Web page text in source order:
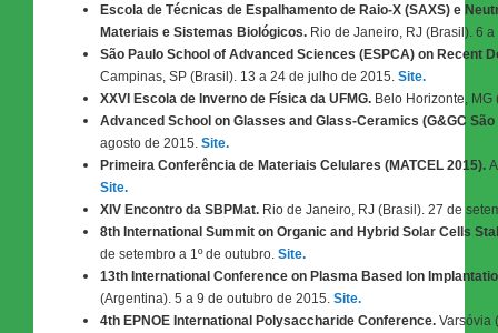
Escola de Técnicas de Espalhamento de Raio-X (SAXS) e
Materiais e Sistemas Biológicos. Rio de Janeiro, RJ (Brasil). 6
São Paulo School of Advanced Sciences (ESPCA) on Recent
Campinas, SP (Brasil). 13 a 24 de julho de 2015. Site.
XXVI Escola de Inverno de Física da UFMG. Belo Horizonte,
Advanced School on Glasses and Glass-Ceramics (G&GC
agosto de 2015. Site.
Primeira Conferência de Materiais Celulares (MATCEL 2015).
Site.
XIV Encontro da SBPMat. Rio de Janeiro, RJ (Brasil). 27 de
8th International Summit on Organic and Hybrid Solar Cells
de setembro a 1º de outubro. Site.
13th International Conference on Plasma Based Ion
(Argentina). 5 a 9 de outubro de 2015. Site.
4th EPNOE International Polysaccharide Conference. Varsóvia